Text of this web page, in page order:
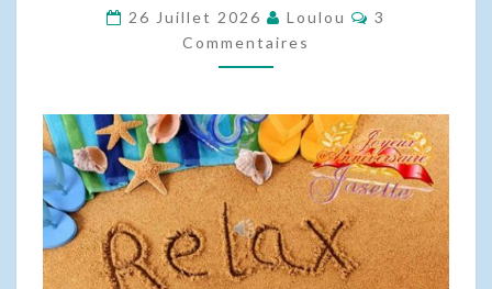
26.07.2026
26 Juillet 2026 Loulou
3
Commentaires